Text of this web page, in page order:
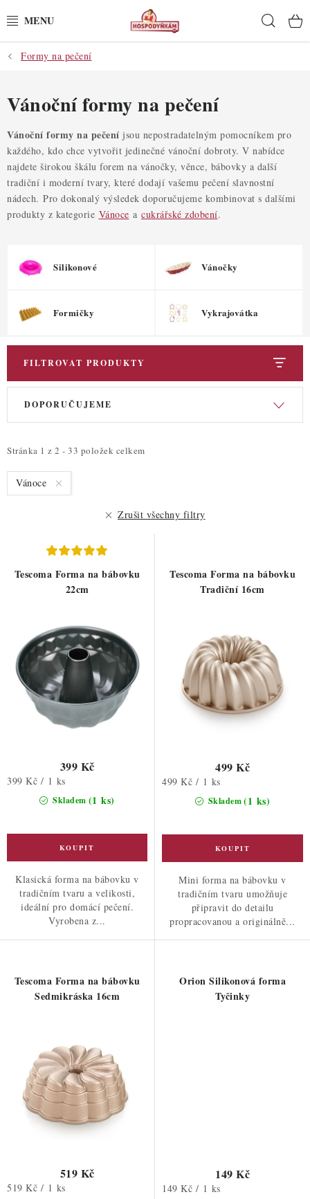
na
POTŘEBY
POMŮCKY
SUROVINY
DEKORACE
PRO OSLAVY
POCHUTINY
ZDRAVÉ PEČENÍ
DÁRKOVÉ POUKAZY
TÉMATICKÉ PRODUKTY
PROFI BALENÍ
NOVÉ ZBOŽÍ
ZNAČKY
Obchodní podmínky
Hodnocení obchodu
Podmínky ochrany osobních údajů
Formy na pečení
Vánoční formy na pečení
Vánoční formy na pečení jsou nepostradatelným pomocníkem pro
každého, kdo chce vytvořit jedinečné vánoční dobroty. V nabídce
najdete širokou škálu forem na vánočky, věnce, bábovky a další
tradiční i moderní tvary, které dodají vašemu pečení slavnostní
nádech. Pro dokonalý výsledek doporučujeme kombinovat s dalšími
produkty z kategorie Vánoce a cukrářské zdobení.
Silikonové Vánočky
Formičky Vykrajovátka
FILTROVAT PRODUKTY
V
i
s
p
u
Stránka 1 z 2 - 33 položek celkem
Ř
e
n
í
d
DOPORUČUJEME
Vánoce
Zrušit všechny filtry
Tescoma Forma na bábovku
22cm
Skladem (1 ks)
399 Kč
Měrná
399 Kč / 1 ks
Klasická forma na bábovku v
tradičním tvaru a velikosti,
ideální pro domácí pečení.
Vyrobena z...
Tescoma Forma na bábovku
Tradiční 16cm
Skladem(1 ks)
499 Kč
Měrná
499 Kč / 1 ks
Mini forma na bábovku v
tradičním tvaru umožňuje
připravit do detailu
propracovanou a originálně...
Tescoma Forma na bábovku
Sedmikráska 16cm
519 Kč
Měrná
519 Kč / 1 ks
Orion Silikonová forma
Tyčinky
149 Kč
Měrná
149 Kč / 1 ks